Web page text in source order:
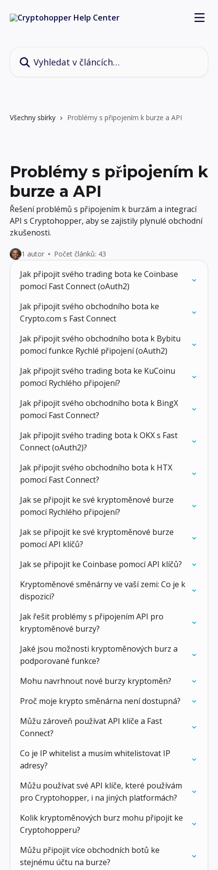
Všechny sbírky Problémy s připojením k burze a API
Problémy s připojením k
burze a API
Řešení problémů s připojením k burzám a integrací
API s Cryptohopper, aby se zajistily plynulé obchodní
zkušenosti.
1 autor Počet článků: 43
Jak připojit svého trading bota ke Coinbase
pomocí Fast Connect (oAuth2)
Jak připojit svého obchodního bota ke
Crypto.com s Fast Connect
Jak připojit svého obchodního bota k Bybitu
pomocí funkce Rychlé připojení (oAuth2)
Jak připojit svého trading bota ke KuCoinu
pomocí Rychlého připojení?
Jak připojit svého obchodního bota k BingX
pomocí Fast Connect?
Jak připojit svého trading bota k OKX s Fast
Connect (oAuth2)?
Jak připojit svého obchodního bota k HTX
pomocí Fast Connect?
Jak se připojit ke své kryptoměnové burze
pomocí Rychlého připojení?
Jak se připojit ke své kryptoměnové burze
pomocí API klíčů?
Jak se připojit ke Coinbase pomocí API klíčů?
Kryptoměnové směnárny ve vaší zemi: Co je k
dispozici?
Jak řešit problémy s připojením API pro
kryptoměnové burzy?
Jaké jsou možnosti kryptoměnových burz a
podporované funkce?
Mohu navrhnout nové burzy kryptoměn?
Proč moje krypto směnárna není dostupná?
Můžu zároveň používat API klíče a Fast
Connect?
Co je IP whitelist a musím whitelistovat IP
adresy?
Můžu používat své API klíče, které používám
pro Cryptohopper, i na jiných platformách?
Kolik kryptoměnových burz mohu připojit ke
Cryptohopperu?
Můžu připojit více obchodních botů ke
stejnému účtu na burze?